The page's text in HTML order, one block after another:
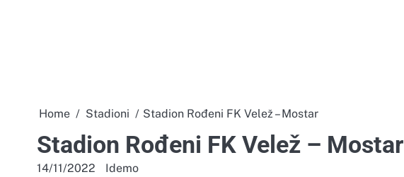
Home Stadioni Stadion Rođeni FK Velež – Mostar
Stadion Rođeni FK Velež – Mostar
14/11/2022 Idemo